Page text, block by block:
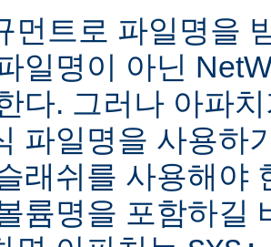
먼트로 파일명을
일명이 아닌
다. 그러나 아파
파일명을 사용하
래쉬를 사용해야
륨명을 포함하길